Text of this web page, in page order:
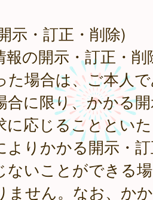
示・訂正・削除)
報の開示・訂正・
た場合は、ご本人
合に限り、かかる
に応じることとい
よりかかる開示・
ないことができる
ません。なお、か